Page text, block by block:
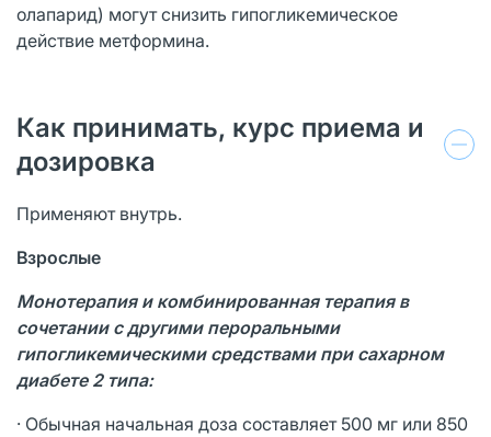
олапарид) могут снизить гипогликемическое
действие метформина.
Как принимать, курс приема и
дозировка
Применяют внутрь.
Взрослые
Монотерапия и комбинированная терапия в
сочетании с другими пероральными
гипогликемическими средствами при сахарном
диабете 2 типа:
· Обычная начальная доза составляет 500 мг или 850